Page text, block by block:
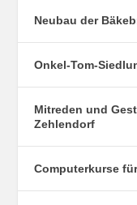
Neubau der
Onkel-Tom-
Mitreden und
Zehlendorf
Computerkurse